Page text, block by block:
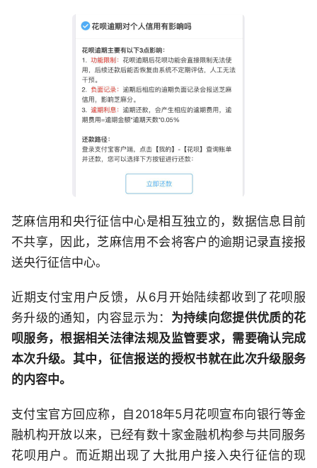
芝麻信用和央行征信中心是相互独立的，数据信息目前
不共享，因此，芝麻信用不会将客户的逾期记录直接报
送央行征信中心。
近期支付宝用户反馈，从6月开始陆续都收到了花呗服
务升级的通知，内容显示为： 为持续向您提供优质的花
呗服务，根据相关法律法规及监管要求，需要确认完成
本次升级。其中，征信报送的授权书就在此次升级服务
的内容中。
支付宝官方回应称，自2018年5月花呗宣布向银行等金
融机构开放以来，已经有数十家金融机构参与共同服务
花呗用户。而近期出现了大批用户接入央行征信的现